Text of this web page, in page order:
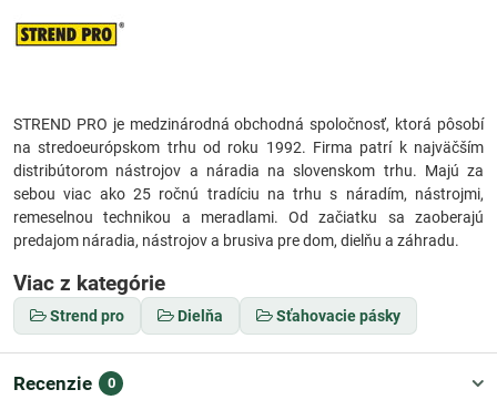
STREND PRO je medzinárodná obchodná spoločnosť, ktorá pôsobí
na stredoeurópskom trhu od roku 1992. Firma patrí k najväčším
distribútorom nástrojov a náradia na slovenskom trhu. Majú za
sebou viac ako 25 ročnú tradíciu na trhu s náradím, nástrojmi,
remeselnou technikou a meradlami. Od začiatku sa zaoberajú
predajom náradia, nástrojov a brusiva pre dom, dielňu a záhradu.
Viac z kategórie
Strend pro Dielňa Sťahovacie pásky
Recenzie 0